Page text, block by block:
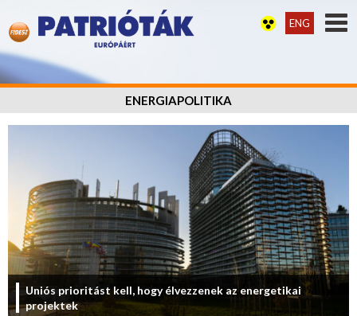
ENG
ENERGIAPOLITIKA
Uniós prioritást kell, hogy élvezzenek az energetikai
projektek